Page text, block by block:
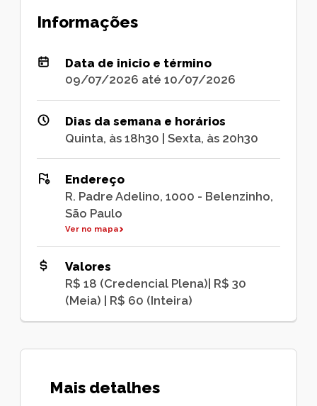
Informações
Data de inicio e término
09/07/2026 até 10/07/2026
Dias da semana e horários
Quinta, às 18h30 | Sexta, às 20h30
Endereço
R. Padre Adelino, 1000 - Belenzinho,
São Paulo
Ver no mapa
Valores
R$ 18 (Credencial Plena)| R$ 30
(Meia) | R$ 60 (Inteira)
Mais detalhes